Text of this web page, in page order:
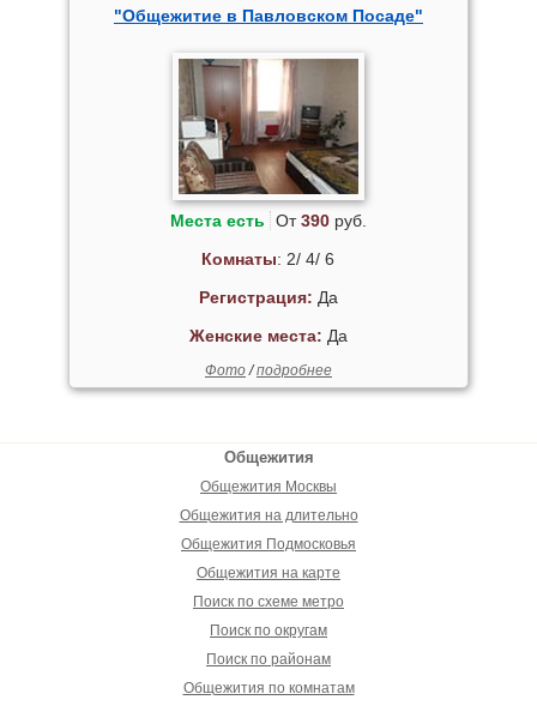
"Общежитие в Павловском Посаде"
Места есть От390руб.
Комнаты: 2/ 4/ 6
Регистрация: Да
Женские места: Да
Фото/подробнее
Общежития
Общежития Москвы
Общежития на длительно
Общежития Подмосковья
Общежития на карте
Поиск по схеме метро
Поиск по округам
Поиск по районам
Общежития по комнатам